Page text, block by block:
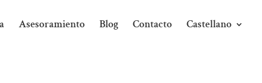
Asesoramiento Blog Contacto Castellano